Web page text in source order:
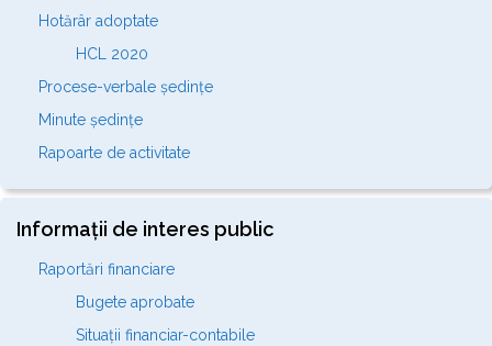
Hotărâr adoptate
HCL 2020
Procese-verbale ședințe
Minute ședințe
Rapoarte de activitate
Informații de interes public
Raportări financiare
Bugete aprobate
Situații financiar-contabile